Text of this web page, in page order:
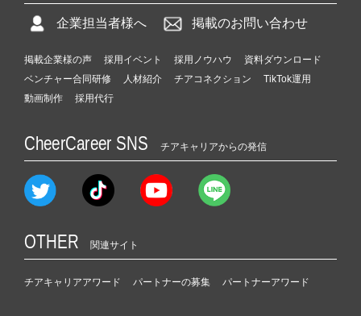
企業担当者様へ 掲載のお問い合わせ
掲載企業様の声 採用イベント 採用ノウハウ
資料ダウンロード
ベンチャー合同研修
人材紹介 チアコネクション
TikTok運用
動画制作
採用代行
CheerCareer SNS チアキャリアからの発信
OTHER 関連サイト
チアキャリアアワード パートナーの募集 パートナーアワード